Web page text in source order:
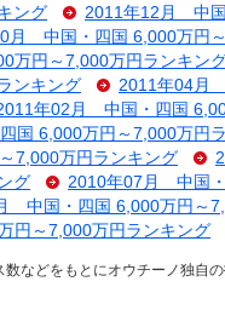
ング
2011年12月 中国
月 中国・四国 6,000万円
円～7,000万円ランキン
ンキング
2011年04月
年02月 中国・四国
国 6,000万円～7,000万円
7,000万円ランキング
グ
2010年07月 中国
中国・四国 6,000万円～
円～7,000万円ランキング
などをもとにオウチーノ独自